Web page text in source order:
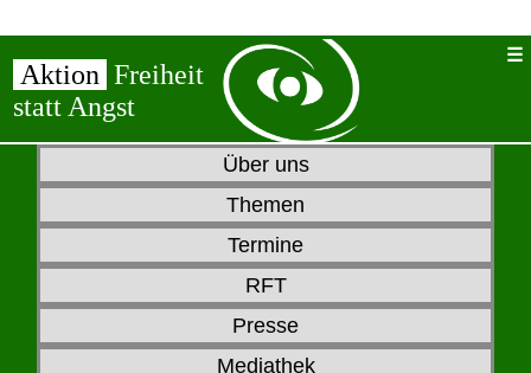
Aktion Freiheit
statt Angst
Über uns
Themen
Termine
RFT
Presse
Mediathek